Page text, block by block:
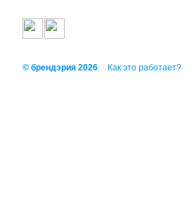
© брендэрия 2026 Как это работает?